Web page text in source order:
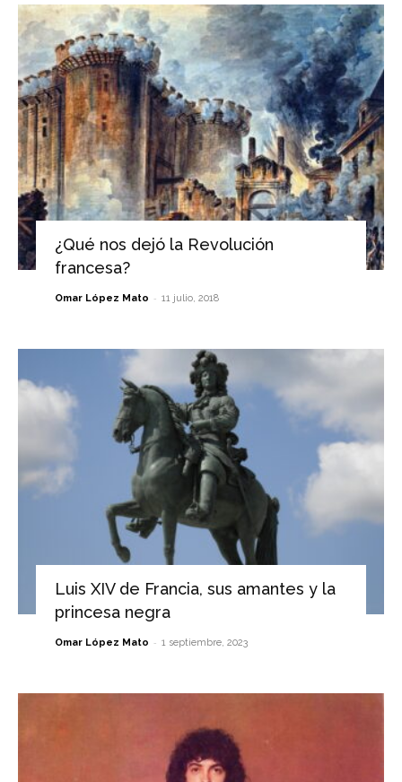
¿Qué nos dejó la Revolución
francesa?
Omar López Mato - 11 julio, 2018
Luis XIV de Francia, sus amantes y la
princesa negra
Omar López Mato - 1 septiembre, 2023